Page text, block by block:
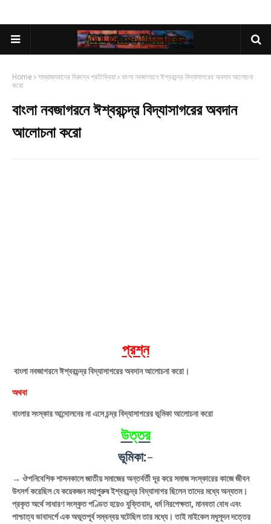
Home সাম্রাজ্যবাদের বিরুদ্ধে প্রতিক্রিয়া
বাংলা নবজাগরনে ঈশ্বরচন্দ্র বিদ্যাসাগরের অবদান আলোচনা
করো
বাংলা নবজাগরনে ঈশ্বরচন্দ্র বিদ্যাসাগরের অবদান
আলোচনা করো
প্রশ্ন
বাংলা নবজাগরনে ঈশ্বরচন্দ্র বিদ্যাসাগরের অবদান আলোচনা করো।
অথবা
বাংলার সংস্কার আন্দোলনের না এসে চন্দ্র বিদ্যাসাগরের ভূমিকা আলোচনা করো
উত্তর
ভূমিকা:-
→ ঔপনিবেশিক শাসনকালে জাতীয় সমাজের অন্তর্বর্তী দূর করে সমাজ সংস্কারের কাজে জীবন
উৎসর্গ করেছিল যে কয়েকজন মহাপুরুষ ইশ্বরচন্দ্র বিদ্যাসাগর ছিলেন তাদের মধ্যে অন্যতম।
প্রকৃত অর্থে সাধারণ সংস্কৃত পণ্ডিত হয়েও যুক্তিবাদ, ধর্ম নিরপেক্ষতা, মানবতা বোধ এবং
পাশ্চাত্য ভাবাদর্শে এক অভূতপূর্ব সম্বন্বয় ঘটেছিল তার মধ্যে। তাই মাইকেল মধুসূদন দত্তের